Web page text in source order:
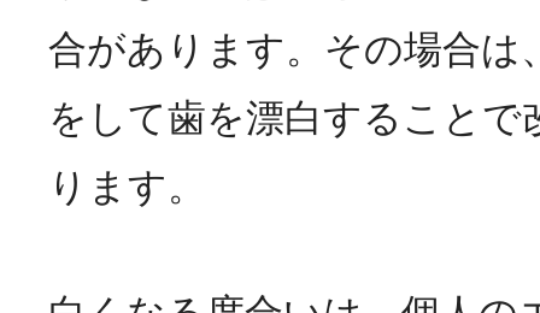
合があります。その場合は
をして歯を漂白することで
ります。